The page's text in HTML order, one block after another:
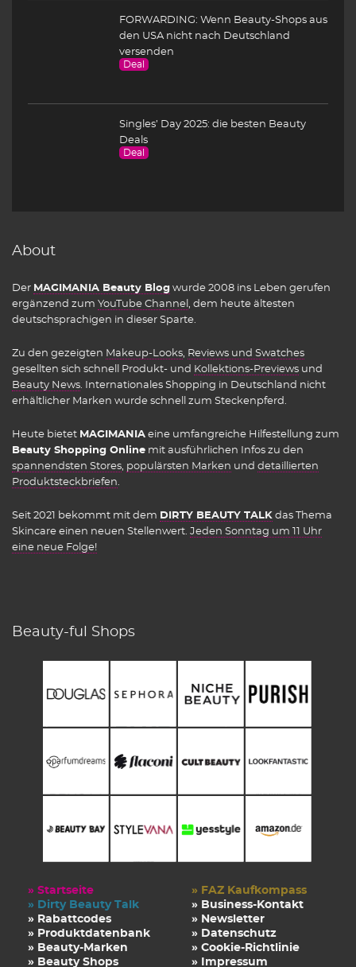
FORWARDING: Wenn Beauty-Shops aus
den USA nicht nach Deutschland
versenden
Deal
Singles’ Day 2025: die besten Beauty
Deals
Deal
About
Der MAGIMANIA Beauty Blog wurde 2008 ins Leben gerufen
ergänzend zum YouTube Channel , dem heute ältesten
deutschsprachigen in dieser Sparte.
Zu den gezeigten Makeup-Looks, Reviews und Swatches
gesellten sich schnell Produkt- und Kollektions-Previews und
Beauty News. Internationales Shopping in Deutschland nicht
erhältlicher Marken wurde schnell zum Steckenpferd.
Heute bietet MAGIMANIA eine umfangreiche Hilfestellung zum
Beauty Shopping Online mit ausführlichen Infos zu den
spannendsten Stores, populärsten Marken und detaillierten
Produktsteckbriefen.
Seit 2021 bekommt mit dem DIRTY BEAUTY TALK das Thema
Skincare einen neuen Stellenwert. Jeden Sonntag um 11 Uhr
eine neue Folge!
Beauty-ful Shops
» Startseite
» Dirty Beauty Talk
» Rabattcodes
» Produktdatenbank
» Beauty-Marken
» Beauty Shops
» FAZ Kaufkompass
» Business-Kontakt
» Newsletter
» Datenschutz
» Cookie-Richtlinie
» Impressum